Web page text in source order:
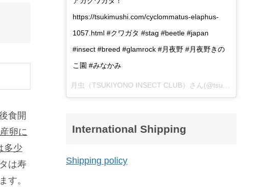
食開
卵に
多少
は寿
す。
https://tsukimushi.com/cyclommatus-elaphus-
1057.html #クワガタ #stag #beetle #japan
#insect #breed #glamrock #月夜野 #月夜野きの
こ園 #みなかみ
International Shipping
Shipping policy